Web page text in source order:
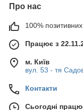
Про нас
100% позитивних
Працює з
м. Київ
вул. 53 - тя
Контакти
Сьогодні